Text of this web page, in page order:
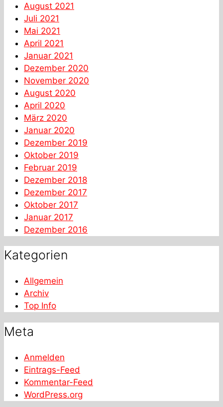
August 2021
Juli 2021
Mai 2021
April 2021
Januar 2021
Dezember 2020
November 2020
August 2020
April 2020
März 2020
Januar 2020
Dezember 2019
Oktober 2019
Februar 2019
Dezember 2018
Dezember 2017
Oktober 2017
Januar 2017
Dezember 2016
Kategorien
Allgemein
Archiv
Top Info
Meta
Anmelden
Eintrags-Feed
Kommentar-Feed
WordPress.org